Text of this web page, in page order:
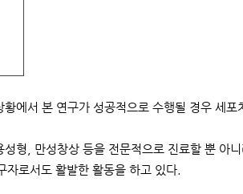
에서 본 연구가 성공적으로 수행될 경우 세포
형, 만성창상 등을 전문적으로 진료할 뿐 아니
로서도 활발한 활동을 하고 있다.